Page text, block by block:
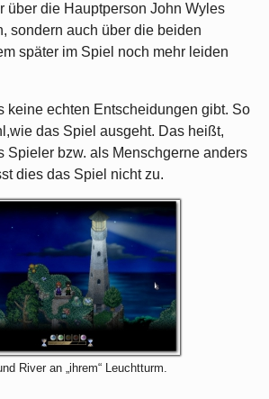
über die Hauptperson John Wyles
sondern auch über die beiden
später im Spiel noch mehr leiden
keine echten Entscheidungen gibt. So
das Spiel ausgeht. Das heißt,
Spieler bzw. als Menschgerne anders
dies das Spiel nicht zu.
River an „ihrem“ Leuchtturm.